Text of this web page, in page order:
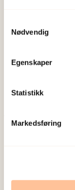
Nødvendig
Egenskaper
Statistikk
Markedsføring
NKVTS utvikler
om vold og
til å forebygge
stress kan
Om oss